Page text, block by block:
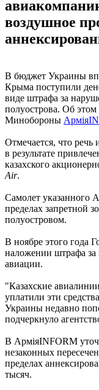
воздушное
В бюджет Украины
Крыма поступили
виде штрафа за
полуострова. Об
Минобороны
Отмечается, что
в результате
казахского
Air.
Самолет указанного
пределах запретной
полуостровом.
В ноябре этого года
наложении штрафа за
авиации.
"Казахские
уплатили эти
Украины недавно
подчеркнуло
В АрміяINFORM
незаконных
пределах
тысяч.